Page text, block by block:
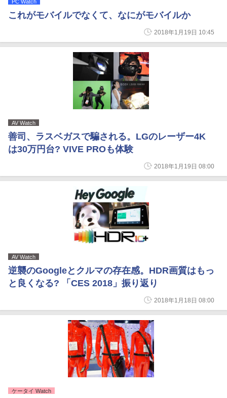
PC Watch
これがモバイルでなくて、なにがモバイルか
2018年1月19日 10:45
AV Watch
善司、ラスベガスで騙される。LGのレーザー4K
は30万円台? VIVE PROも体験
2018年1月19日 08:00
AV Watch
逆襲のGoogleとクルマの存在感。HDR画質はもっ
と良くなる? 「CES 2018」振り返り
2018年1月18日 08:00
ケータイ Watch